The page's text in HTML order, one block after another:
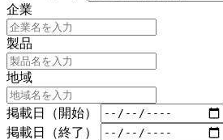
企業
製品
地域
掲載日（開始）
掲載日（終了）